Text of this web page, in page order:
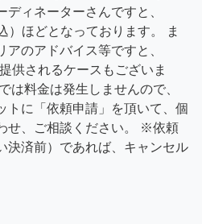
ディネーターさんですと、
）ほどとなっております。 ま
のアドバイス等ですと、
供されるケースもございま
は料金は発生しませんので、
トに「依頼申請」を頂いて、個
せ、ご相談ください。 ※依頼
決済前）であれば、キャンセル